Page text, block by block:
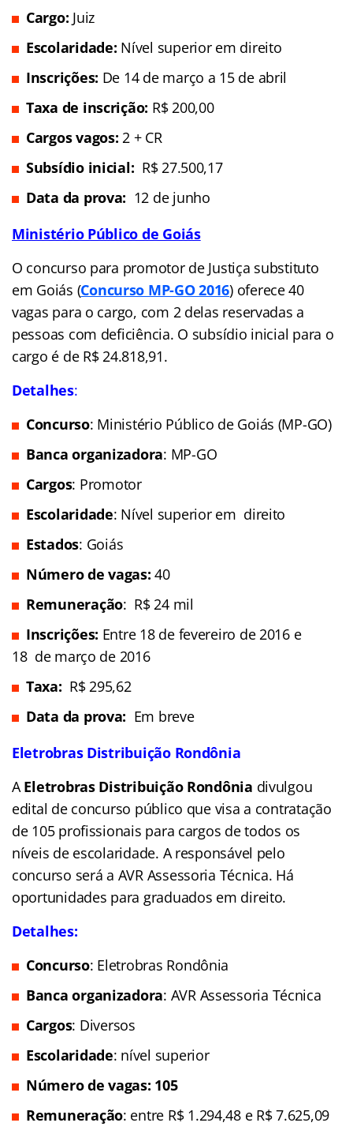
Cargo: Juiz
Escolaridade: Nível superior em direito
Inscrições: De 14 de março a 15 de abril
Taxa de inscrição: R$ 200,00
Cargos vagos: 2 + CR
Subsídio inicial: R$ 27.500,17
Data da prova: 12 de junho
Ministério Público de Goiás
O concurso para promotor de Justiça substituto
em Goiás (Concurso MP-GO 2016) oferece 40
vagas para o cargo, com 2 delas reservadas a
pessoas com deficiência. O subsídio inicial para o
cargo é de R$ 24.818,91.
Detalhes:
Concurso: Ministério Público de Goiás (MP-GO)
Banca organizadora: MP-GO
Cargos: Promotor
Escolaridade: Nível superior em direito
Estados: Goiás
Número de vagas: 40
Remuneração: R$ 24 mil
Inscrições: Entre 18 de fevereiro de 2016 e
18 de março de 2016
Taxa: R$ 295,62
Data da prova: Em breve
Eletrobras Distribuição Rondônia
AEletrobras Distribuição Rondônia divulgou
edital de concurso público que visa a contratação
de 105 profissionais para cargos de todos os
níveis de escolaridade. A responsável pelo
concurso será a AVR Assessoria Técnica. Há
oportunidades para graduados em direito.
Detalhes:
Concurso: Eletrobras Rondônia
Banca organizadora: AVR Assessoria Técnica
Cargos: Diversos
Escolaridade: nível superior
Número de vagas: 105
Remuneração: entre R$ 1.294,48 e R$ 7.625,09